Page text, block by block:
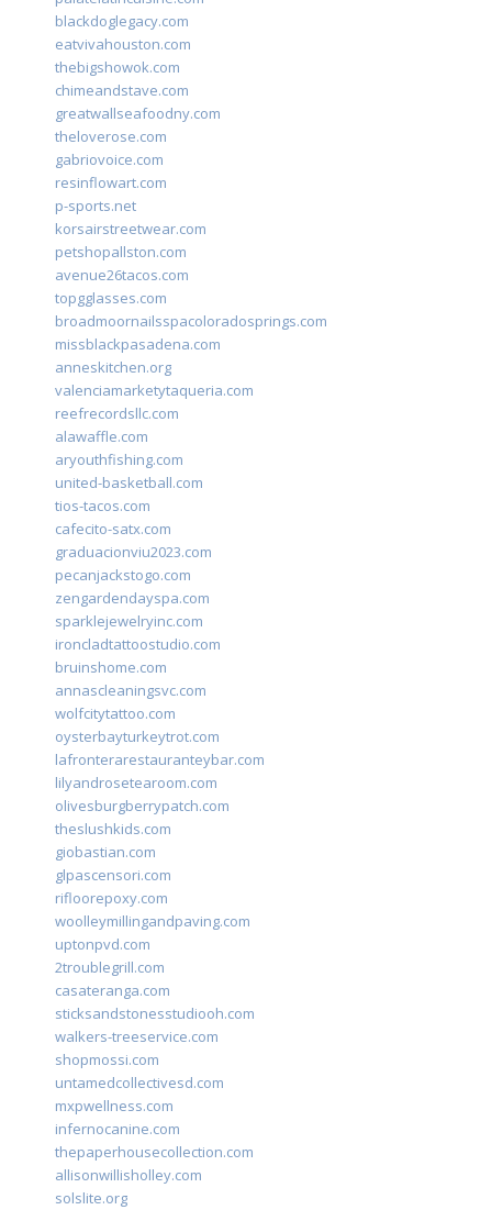
blackdoglegacy.com
eatvivahouston.com
thebigshowok.com
chimeandstave.com
greatwallseafoodny.com
theloverose.com
gabriovoice.com
resinflowart.com
p-sports.net
korsairstreetwear.com
petshopallston.com
avenue26tacos.com
topgglasses.com
broadmoornailsspacoloradosprings.com
missblackpasadena.com
anneskitchen.org
valenciamarketytaqueria.com
reefrecordsllc.com
alawaffle.com
aryouthfishing.com
united-basketball.com
tios-tacos.com
cafecito-satx.com
graduacionviu2023.com
pecanjackstogo.com
zengardendayspa.com
sparklejewelryinc.com
ironcladtattoostudio.com
bruinshome.com
annascleaningsvc.com
wolfcitytattoo.com
oysterbayturkeytrot.com
lafronterarestauranteybar.com
lilyandrosetearoom.com
olivesburgberrypatch.com
theslushkids.com
giobastian.com
glpascensori.com
rifloorepoxy.com
woolleymillingandpaving.com
uptonpvd.com
2troublegrill.com
casateranga.com
sticksandstonesstudiooh.com
walkers-treeservice.com
shopmossi.com
untamedcollectivesd.com
mxpwellness.com
infernocanine.com
thepaperhousecollection.com
allisonwillisholley.com
solslite.org